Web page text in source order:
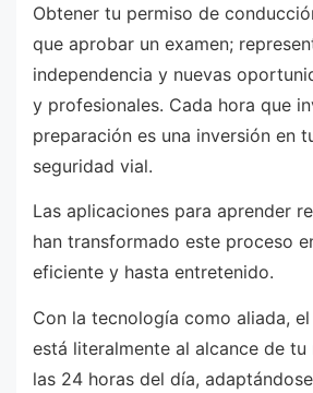
Obtener tu permiso de
que aprobar un examen;
independencia y nuevas
y profesionales. Cada hora que
preparación es una inversión en
seguridad vial.
Las aplicaciones para aprender
han transformado este proceso
eficiente y hasta entretenido.
Con la tecnología como aliada,
está literalmente al alcance de tu
las 24 horas del día,